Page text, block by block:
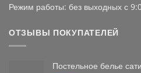
Режим работы: без выходных с
ОТЗЫВЫ ПОКУПАТЕЛЕЙ
Постельное белье